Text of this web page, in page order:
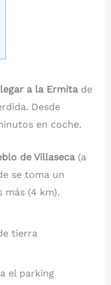
a la Ermitade
Desde
en coche.
de Villaseca(a
se toma un
más (4 km).
tierra
el parking